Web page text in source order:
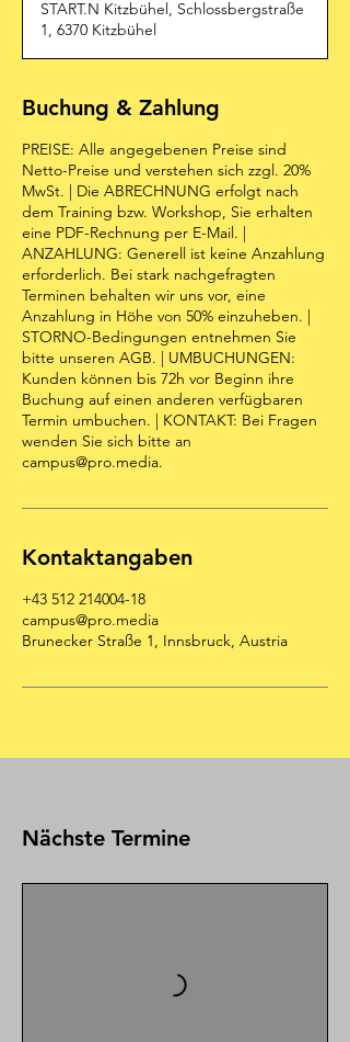
START.N Kitzbühel, Schlossbergstraße
1, 6370 Kitzbühel ​
Buchung & Zahlung
PREISE: Alle angegebenen Preise sind
Netto-Preise und verstehen sich zzgl. 20%
MwSt. | Die ABRECHNUNG erfolgt nach
dem Training bzw. Workshop, Sie erhalten
eine PDF-Rechnung per E-Mail. |
ANZAHLUNG: Generell ist keine Anzahlung
erforderlich. Bei stark nachgefragten
Terminen behalten wir uns vor, eine
Anzahlung in Höhe von 50% einzuheben. |
STORNO-Bedingungen entnehmen Sie
bitte unseren AGB. | UMBUCHUNGEN:
Kunden können bis 72h vor Beginn ihre
Buchung auf einen anderen verfügbaren
Termin umbuchen. | KONTAKT: Bei Fragen
wenden Sie sich bitte an
campus@pro.media.
Kontaktangaben
+43 512 214004-18
campus@pro.media
Brunecker Straße 1, Innsbruck, Austria
Nächste Termine